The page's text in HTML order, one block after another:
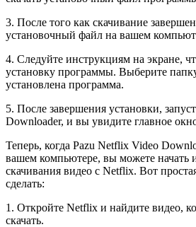
3. После того как скачивание
установочный файл на вашем
4. Следуйте инструкциям на экране,
установку программы. Выберите
установлена программа.
5. После завершения установки,
Downloader, и вы увидите главное
Теперь, когда Pazu Netflix Video
вашем компьютере, вы можете начать
скачивания видео с Netflix. Вот
сделать:
1. Откройте Netflix и найдите видео,
скачать.